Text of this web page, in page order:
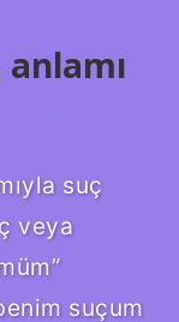
suç
veya
suçum